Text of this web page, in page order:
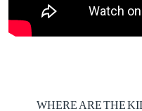
WHERE ARE THE